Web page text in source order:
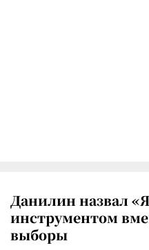
Данилин назвал
инструментом
выборы